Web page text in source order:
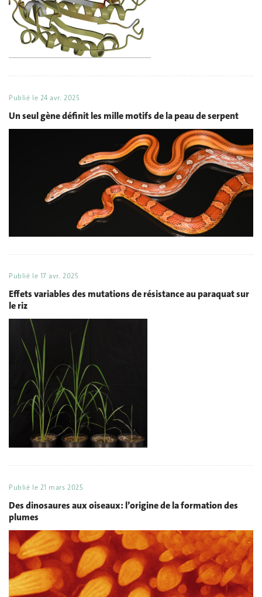
Publié le 24 avr. 2025
Un seul gène définit les mille motifs de la peau de serpent
Publié le 17 avr. 2025
Effets variables des mutations de résistance au paraquat sur
le riz
Publié le 21 mars 2025
Des dinosaures aux oiseaux: l’origine de la formation des
plumes